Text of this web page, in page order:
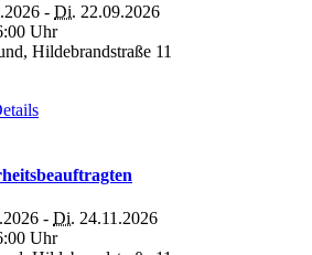
- Di. 22.09.2026
Uhr
Hildebrandstraße 11
- Di. 24.11.2026
Uhr